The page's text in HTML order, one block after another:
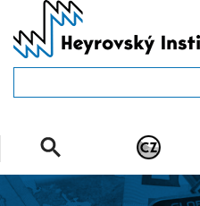
main
content
STRUCTURE
DEPARTMENTS